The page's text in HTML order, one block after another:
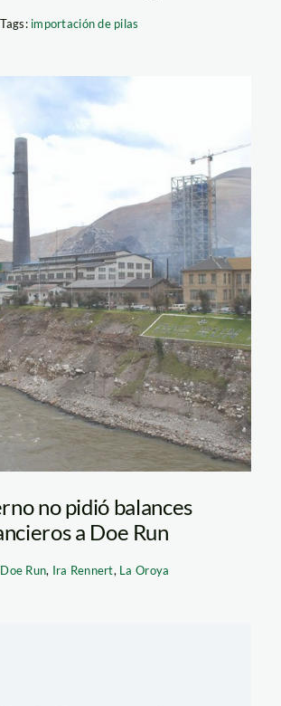
Tags: importación de pilas
no pidió balances
a Doe Run
Doe Run, Ira Rennert, La Oroya